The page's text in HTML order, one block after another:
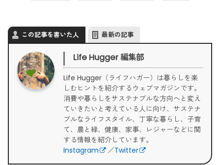
この記事を書いた人 最新の記事
Life Hugger 編集部
Life Hugger（ライフハガー）は暮らしを楽
しむヒントを紹介するウェブマガジンです。
消費や暮らしをサステナブルな方向へと変え
ていきたいと考えている人に向け、サステナ
ブルなライフスタイル、丁寧な暮らし、子育
て、農と緑、健康、家事、レジャーなどに関
する情報を紹介しています。
Instagram
／Twitter